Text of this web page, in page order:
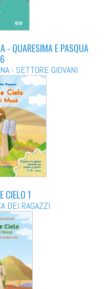
- QUARESIMA E PASQUA
- SETTORE GIOVANI
CIELO 1
DEI RAGAZZI